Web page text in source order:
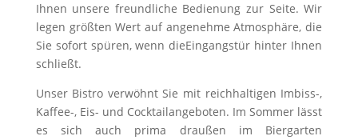
Ihnen unsere freundliche Bedienung zur Seite. Wir
legen größten Wert auf angenehme Atmosphäre, die
Sie sofort spüren, wenn dieEingangstür hinter Ihnen
schließt.
Unser Bistro verwöhnt Sie mit reichhaltigen Imbiss-,
Kaffee-, Eis- und Cocktailangeboten. Im Sommer lässt
es sich auch prima draußen im Biergarten